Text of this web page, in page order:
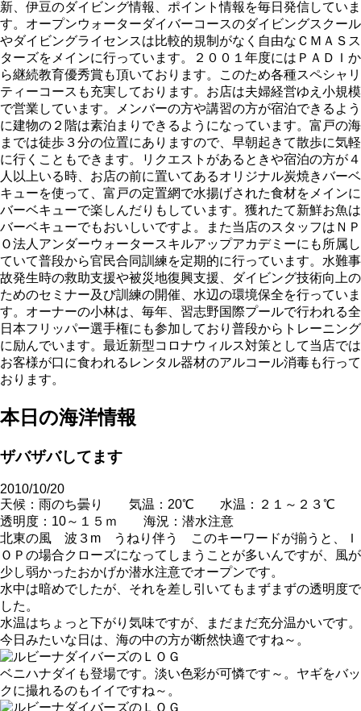
新、伊豆のダイビング情報、ポイント情報を毎日発信していま
す。オープンウォーターダイバーコースのダイビングスクール
やダイビングライセンスは比較的規制がなく自由なＣＭＡＳス
ターズをメインに行っています。２００１年度にはＰＡＤＩか
ら継続教育優秀賞も頂いております。このため各種スペシャリ
ティーコースも充実しております。お店は夫婦経営ゆえ小規模
で営業しています。メンバーの方や講習の方が宿泊できるよう
に建物の２階は素泊まりできるようになっています。富戸の海
までは徒歩３分の位置にありますので、早朝起きて散歩に気軽
に行くこともできます。リクエストがあるときや宿泊の方が４
人以上いる時、お店の前に置いてあるオリジナル炭焼きバーベ
キューを使って、富戸の定置網で水揚げされた食材をメインに
バーベキューで楽しんだりもしています。獲れたて新鮮お魚は
バーベキューでもおいしいですよ。また当店のスタッフはＮＰ
Ｏ法人アンダーウォータースキルアップアカデミーにも所属し
ていて普段から官民合同訓練を定期的に行っています。水難事
故発生時の救助支援や被災地復興支援、ダイビング技術向上の
ためのセミナー及び訓練の開催、水辺の環境保全を行っていま
す。オーナーの小林は、毎年、習志野国際プールで行われる全
日本フリッパー選手権にも参加しており普段からトレーニング
に励んでいます。最近新型コロナウィルス対策として当店では
お客様が口に食われるレンタル器材のアルコール消毒も行って
おります。
本日の海洋情報
ザバザバしてます
2010/10/20
天候：雨のち曇り 気温：20℃ 水温：２１～２３℃
透明度：10～１５ｍ 海況：潜水注意
北東の風 波３m うねり伴う このキーワードが揃うと、Ｉ
ＯＰの場合クローズになってしまうことが多いんですが、風が
少し弱かったおかげか潜水注意でオープンです。
水中は暗めでしたが、それを差し引いてもまずまずの透明度で
した。
水温はちょっと下がり気味ですが、まだまだ充分温かいです。
今日みたいな日は、海の中の方が断然快適ですね～。
ベニハナダイも登場です。淡い色彩が可憐です～。ヤギをバッ
クに撮れるのもイイですね～。